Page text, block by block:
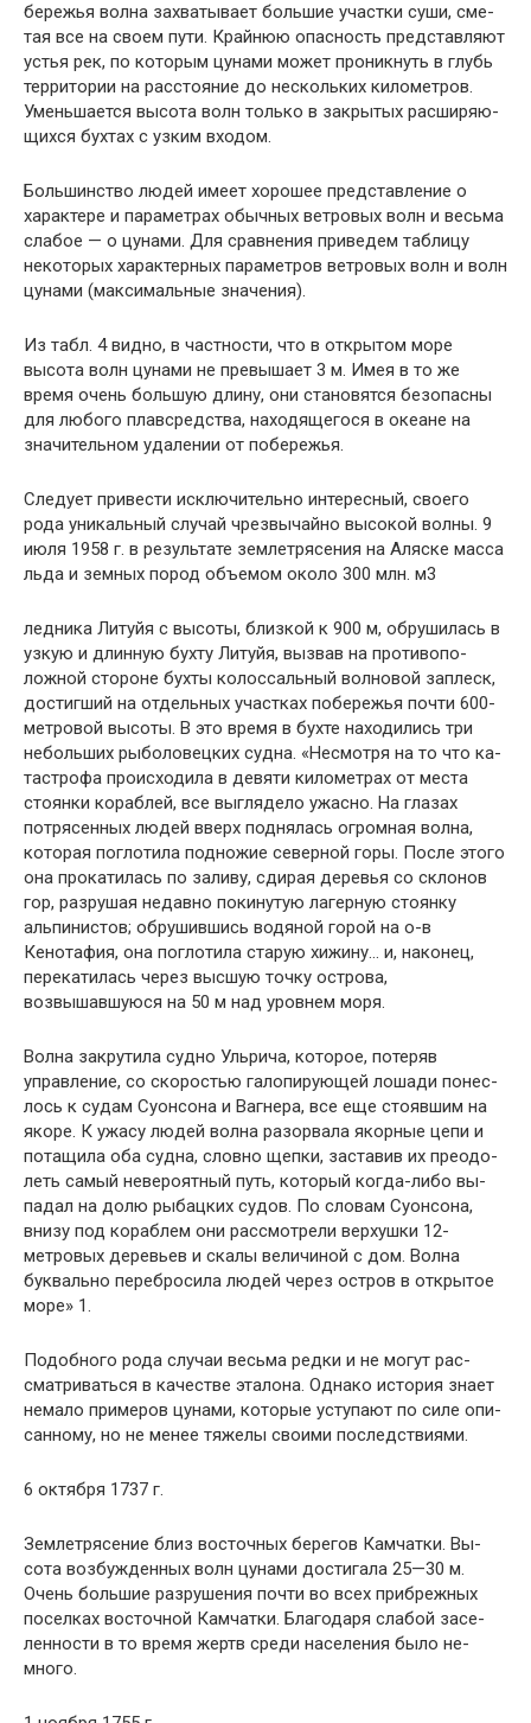
бережья волна захватывает большие участки суши, сме­
тая все на своем пути. Крайнюю опасность представляют
устья рек, по которым цунами может проникнуть в глубь
территории на расстояние до нескольких километров.
Уменьшается высота волн только в закрытых расширяю­
щихся бухтах с узким входом.
Большинство людей имеет хорошее представление о
характере и параметрах обычных ветровых волн и весь­ма
слабое — о цунами. Для сравнения приведем таблицу
некоторых характерных параметров ветровых волн и волн
цунами (максимальные значения).
Из табл. 4 видно, в частности, что в открытом море
высота волн цунами не превышает 3 м. Имея в то же
время очень большую длину, они становятся безопасны
для любого плавсредства, находящегося в океане на
зна­чительном удалении от побережья.
Следует привести исключительно интересный, своего
рода уникальный случай чрезвычайно высокой волны. 9
июля 1958 г. в результате землетрясения на Аляске масса
льда и земных пород объемом около 300 млн. м3
ледника Литуйя с высоты, близкой к 900 м, обрушилась в
узкую и длинную бухту Литуйя, вызвав на противопо­
ложной стороне бухты колоссальный волновой заплеск,
достигший на отдельных участках побережья почти 600-
метровой высоты. В это время в бухте находились три
небольших рыболовецких судна. «Несмотря на то что ка­
тастрофа происходила в девяти километрах от места
сто­янки кораблей, все выглядело ужасно. На глазах
потря­сенных людей вверх поднялась огромная волна,
которая поглотила подножие северной горы. После этого
она про­катилась по заливу, сдирая деревья со склонов
гор, раз­рушая недавно покинутую лагерную стоянку
альпини­стов; обрушившись водяной горой на о-в
Кенотафия, она поглотила старую хижину… и, наконец,
перекатилась че­рез высшую точку острова,
возвышавшуюся на 50 м над уровнем моря.
Волна закрутила судно Ульрича, которое, потеряв
управление, со скоростью галопирующей лошади понес­
лось к судам Суонсона и Вагнера, все еще стоявшим на
якоре. К ужасу людей волна разорвала якорные цепи и
потащила оба судна, словно щепки, заставив их преодо­
леть самый невероятный путь, который когда-либо вы­
падал на долю рыбацких судов. По словам Суонсона,
вни­зу под кораблем они рассмотрели верхушки 12-
метровых деревьев и скалы величиной с дом. Волна
буквально пе­ребросила людей через остров в открытое
море» 1.
Подобного рода случаи весьма редки и не могут рас­
сматриваться в качестве эталона. Однако история знает
немало примеров цунами, которые уступают по силе опи­
санному, но не менее тяжелы своими последствиями.
6 октября 1737 г.
Землетрясение близ восточных берегов Камчатки. Вы­
сота возбужденных волн цунами достигала 25—30 м.
Очень большие разрушения почти во всех прибрежных
поселках восточной Камчатки. Благодаря слабой засе­
ленности в то время жертв среди населения было не­
много.